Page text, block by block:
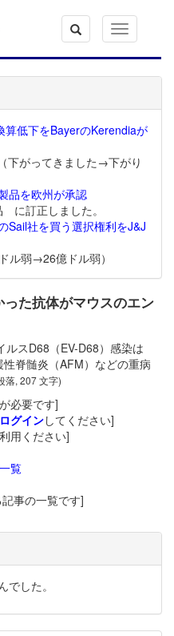
Toggle
navigation
算低下をBayerのKerendiaが
下がってきました→下がり
品を欧州が承認
訂正しました。
Sail社を買う選択権利をJ&J
ル弱→26億ドル弱）
た抗体がマウスのエン
ルスD68（EV-D68）感染は
脊髄炎（AFM）などの重病
落, 207 文字)
が必要です]
ログインしてください]
用ください]
覧
事の一覧です]
した。